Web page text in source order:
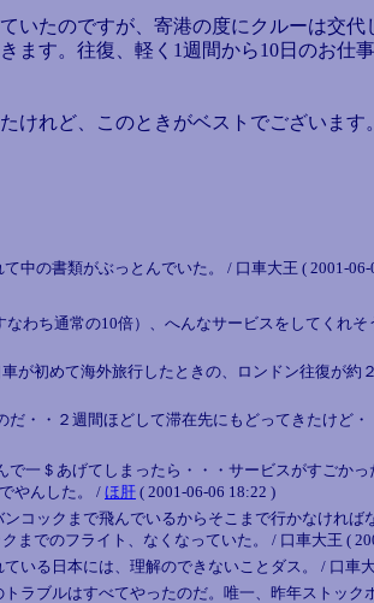
たのですが、寄港の度にクルーは交代
す。往復、軽く1週間から10日のお仕
れど、このときがベストでございます
中の書類がぶっとんでいた。 / 口車大王 ( 2001-06-
わち通常の10倍）、へんなサービスをしてくれ
初めて海外旅行したときの、ロンドン往復が約
・・２週間ほどして滞在先にもどってきたけど
一＄あげてしまったら・・・サービスがすごか
やんした。 / ほ肝 ( 2001-06-06 18:22 )
コックまで飛んでいるからそこまで行かなければ
までのフライト、なくなっていた。 / 口車大王 (
いる日本には、理解のできないことダス。 / 口車
ラブルはすべてやったのだ。唯一、昨年ストック